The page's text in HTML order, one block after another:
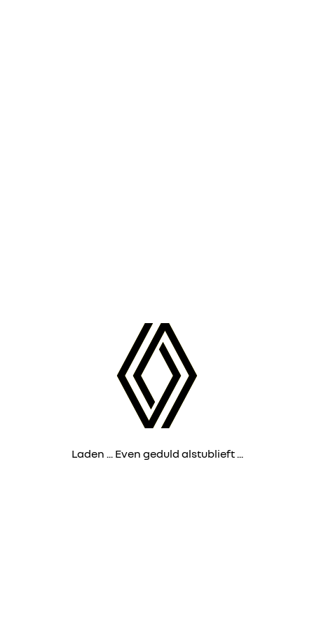
Laden ... Even geduld alstublieft ...